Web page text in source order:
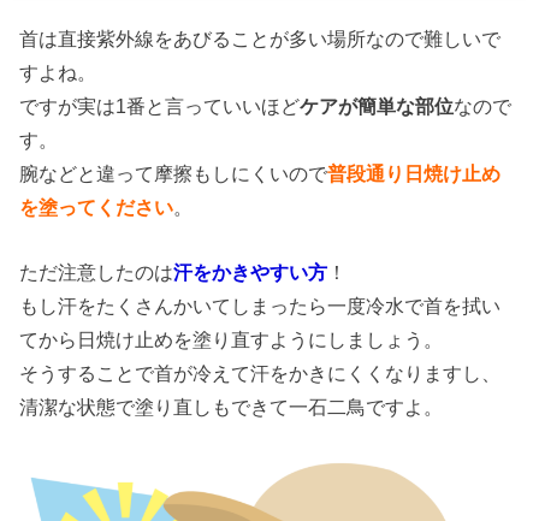
首は直接紫外線をあびることが多い場所なので難しいで
すよね。
ですが実は1番と言っていいほどケアが簡単な部位なので
す。
腕などと違って摩擦もしにくいので普段通り日焼け止め
を塗ってください。
ただ注意したのは汗をかきやすい方 ！
もし汗をたくさんかいてしまったら一度冷水で首を拭い
てから日焼け止めを塗り直すようにしましょう。
そうすることで首が冷えて汗をかきにくくなりますし、
清潔な状態で塗り直しもできて一石二鳥ですよ。